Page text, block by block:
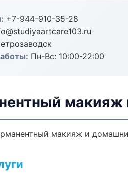
+7-944-910-35-28
Пн-Вс: 10:00-22:00
макияж
макияж и